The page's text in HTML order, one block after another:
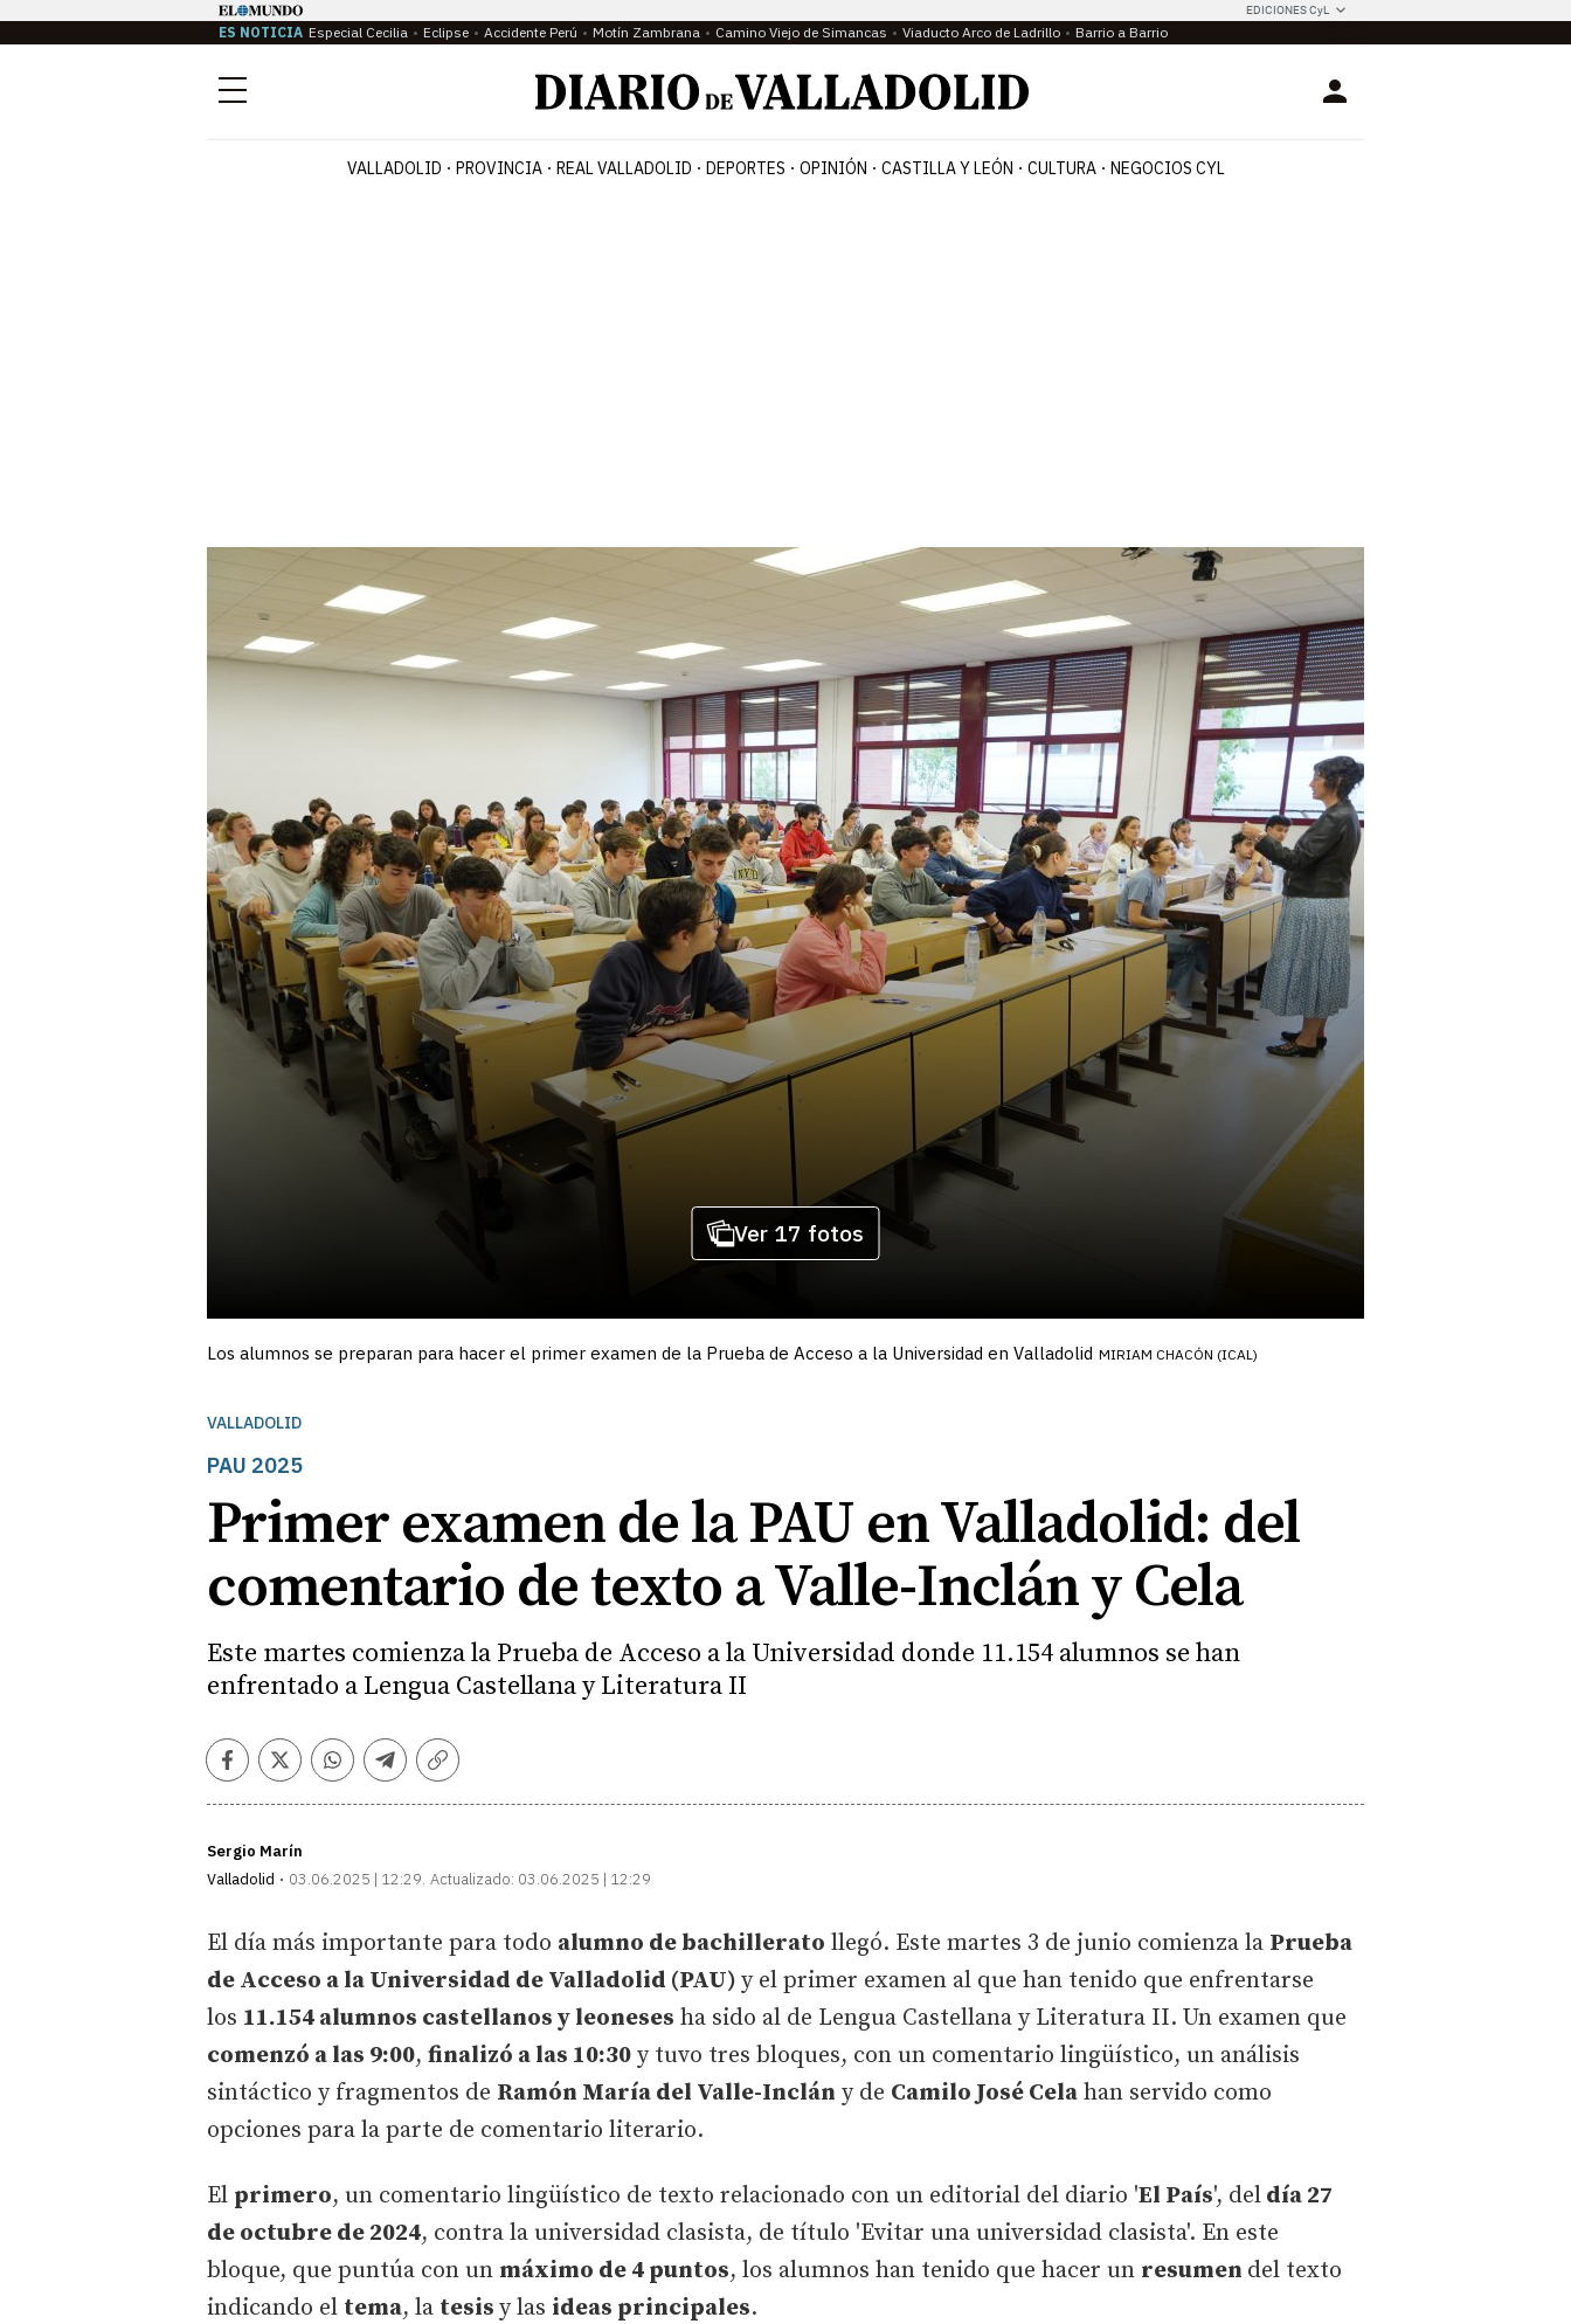
EDICIONES CyL
ES NOTICIA Especial Cecilia Eclipse Accidente Perú Motín Zambrana Camino Viejo de Simancas Viaducto Arco de Ladrillo Barrio a Barrio
Menú Login
VALLADOLID PROVINCIA REAL VALLADOLID DEPORTES OPINIÓN CASTILLA Y LEÓN CULTURA NEGOCIOS CYL
Ver 17 fotos
Los alumnos se preparan para hacer el primer examen de la Prueba de Acceso a la Universidad en Valladolid MIRIAM CHACÓN (ICAL)
VALLADOLID
PAU 2025
Primer examen de la PAU en Valladolid: del
comentario de texto a Valle-Inclán y Cela
Este martes comienza la Prueba de Acceso a la Universidad donde 11.154 alumnos se han
enfrentado a Lengua Castellana y Literatura II
Facebook
TwitterWhatsapp
Telegram
Copiar
Sergio Marín
Valladolid
03.06.2025 | 12:29 Actualizado: 03.06.2025 | 12:29
El día más importante para todo alumno de bachillerato llegó. Este martes 3 de junio comienza la Prueba
de Acceso a la Universidad de Valladolid (PAU) y el primer examen al que han tenido que enfrentarse
los 11.154 alumnos castellanos y leoneses ha sido al de Lengua Castellana y Literatura II. Un examen que
comenzó a las 9:00, finalizó a las 10:30 y tuvo tres bloques, con un comentario lingüístico, un análisis
sintáctico y fragmentos de Ramón María del Valle-Inclán y de Camilo José Cela han servido como
opciones para la parte de comentario literario.
El primero, un comentario lingüístico de texto relacionado con un editorial del diario 'El País', del día 27
de octubre de 2024, contra la universidad clasista, de título 'Evitar una universidad clasista'. En este
bloque, que puntúa con un máximo de 4 puntos, los alumnos han tenido que hacer un resumen del texto
indicando el tema, la tesis y las ideas principales.